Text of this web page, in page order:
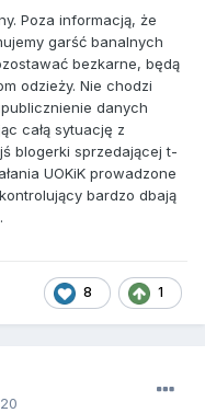
Poza informacją, że
garść banalnych
bezkarne, będą
odzieży. Nie chodzi
danych
całą sytuację z
blogerki sprzedającej t-
UOKiK prowadzone
bardzo dbają
8 1